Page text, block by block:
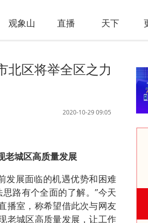
观象山 直播 天下
北区将举全区之力
2020-10-29 09:05
老城区高质量发展
发展面临的机遇优势和困难
路有个全面的了解。”今天
播室，称希望借此次与网友
老城区高质量发展，让工作